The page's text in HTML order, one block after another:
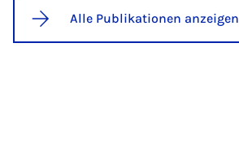
Alle Publikationen anzeigen